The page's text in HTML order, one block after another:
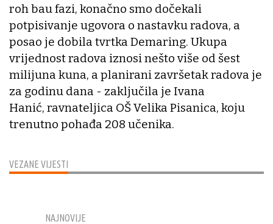
VEZANE VIJESTI
roh bau fazi, konačno smo dočekali
potpisivanje ugovora o nastavku radova, a
posao je dobila tvrtka Demaring. Ukupa
vrijednost radova iznosi nešto više od šest
milijuna kuna, a planirani završetak radova je
za godinu dana - zaključila je Ivana
Hanić, ravnateljica OŠ Velika Pisanica, koju
trenutno pohađa 208 učenika.
NAJNOVIJE